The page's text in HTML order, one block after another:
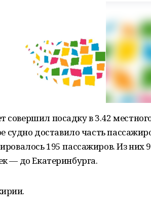
посадку в 3.42
судно доставило часть
195 пассажиров. Из них
— до Екатеринбурга.